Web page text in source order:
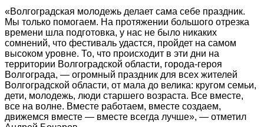
«Волгоградская молодежь делает сама себе праздник.
Мы только помогаем. На протяжении большого отрезка
времени шла подготовка, у нас не было никаких
сомнений, что фестиваль удастся, пройдет на самом
высоком уровне. То, что происходит в эти дни на
территории Волгоградской области, города-героя
Волгограда, — огромный праздник для всех жителей
Волгоградской области, от мала до велика: кругом семьи,
дети, молодежь, люди старшего возраста. Все вместе,
все на волне. Вместе работаем, вместе создаем,
движемся вместе — вместе всегда лучше», — отметил